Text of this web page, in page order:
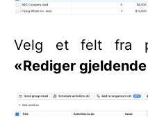
Velg et felt fra
«Rediger